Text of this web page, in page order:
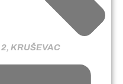
KRUŠEVAC